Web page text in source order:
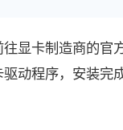
显卡制造商的官
动程序，安装完